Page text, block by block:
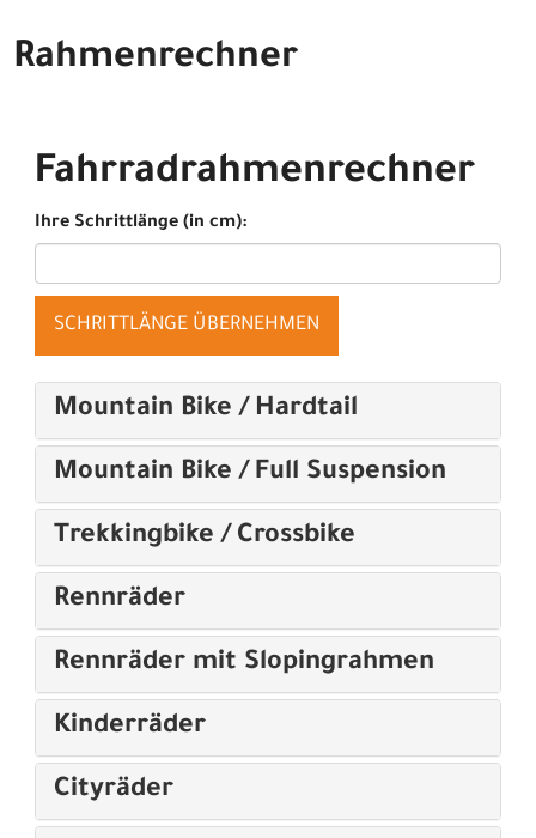
Rahmenrechner
Fahrradrahmenrechner
Ihre Schrittlänge (in cm):
SCHRITTLÄNGE ÜBERNEHMEN
Mountain Bike / Hardtail
Mountain Bike / Full Suspension
Trekkingbike / Crossbike
Rennräder
Rennräder mit Slopingrahmen
Kinderräder
Cityräder